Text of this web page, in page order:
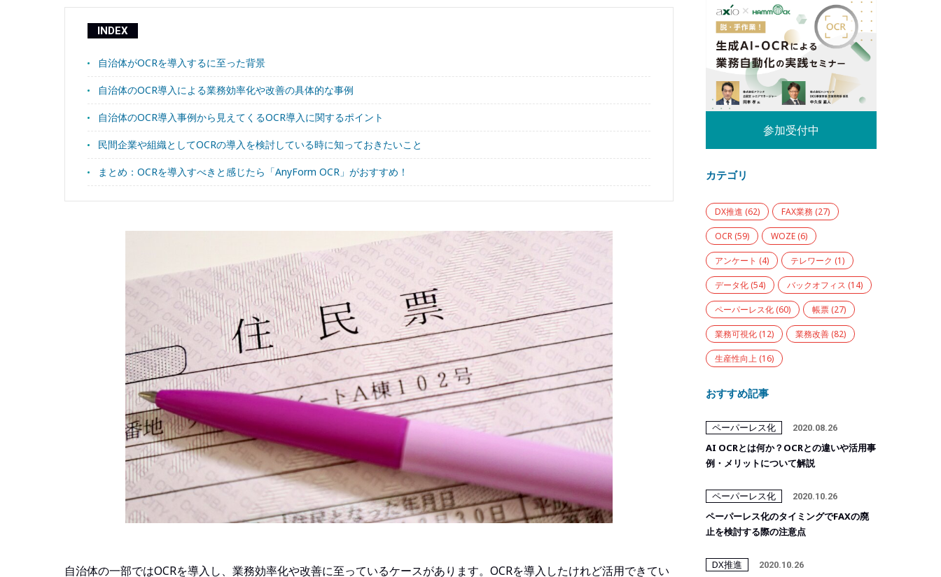
INDEX
自治体がOCRを導入するに至った背景
自治体のOCR導入による業務効率化や改善の具体的な事例
自治体のOCR導入事例から見えてくるOCR導入に関するポイント
民間企業や組織としてOCRの導入を検討している時に知っておきたいこと
まとめ：OCRを導入すべきと感じたら「AnyForm OCR」がおすすめ！
自治体の一部ではOCRを導入し、業務効率化や改善に至っているケースがあります。OCRを導入したけれど活用できてい
参加受付中
カテゴリ
DX推進 (62) FAX業務 (27)
OCR (59) WOZE (6)
アンケート (4) テレワーク (1)
データ化 (54) バックオフィス (14)
ペーパーレス化 (60) 帳票 (27)
業務可視化 (12) 業務改善 (82)
生産性向上 (16)
おすすめ記事
ペーパーレス化 2020.08.26
AI OCRとは何か？OCRとの違いや活用事
例・メリットについて解説
ペーパーレス化 2020.10.26
ペーパーレス化のタイミングでFAXの廃
止を検討する際の注意点
DX推進 2020.10.26